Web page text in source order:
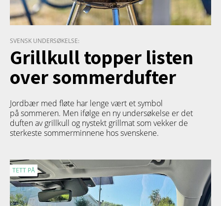
SVENSK UNDERSØKELSE:
Grillkull topper listen
over sommerdufter
Jordbær med fløte har lenge vært et symbol
på sommeren. Men ifølge en ny undersøkelse er det
duften av grillkull og nystekt grillmat som vekker de
sterkeste sommerminnene hos svenskene.
TETT PÅ